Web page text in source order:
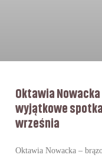
Oktawia
wyjątkowe
września
Oktawia Nowacka –